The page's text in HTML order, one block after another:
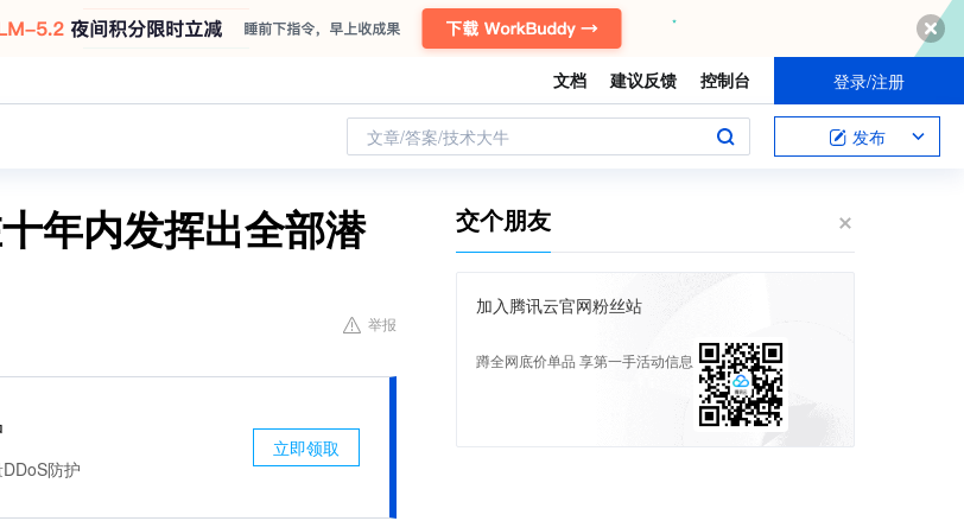
文档 建议反馈 控制台 登录/注册
文章/答案/技术大牛 发布
年内发挥出全部潜
举报
防护
立即领取
交个朋友
加入腾讯云官网粉丝站
蹲全网底价单品 享第一手活动信息